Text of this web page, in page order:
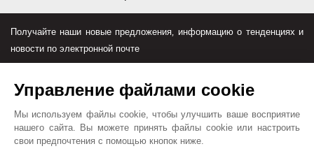
Получайте наши новые предложения, информацию о тенденциях и
новости по электронной почте
Управление файлами cookie
Мы используем файлы cookie, чтобы улучшить ваше восприятие
нашего сайта. Вы можете принять файлы cookie или настроить
свои предпочтения с помощью кнопок ниже.